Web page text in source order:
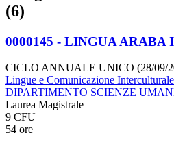
(6)
0000145 - LINGUA ARABA
CICLO ANNUALE UNICO (28/09/
Lingue e Comunicazione
DIPARTIMENTO SCIENZE
Laurea Magistrale
9 CFU
54 ore